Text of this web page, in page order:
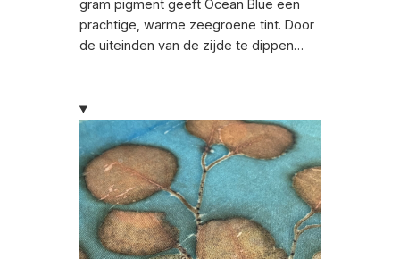
gram pigment geeft Ocean Blue een
prachtige, warme zeegroene tint. Door
de uiteinden van de zijde te dippen…